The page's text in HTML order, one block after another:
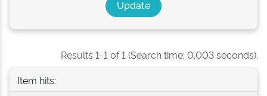
Results 1-1 of 1 (Search time: 0.003 seconds).
Item hits: